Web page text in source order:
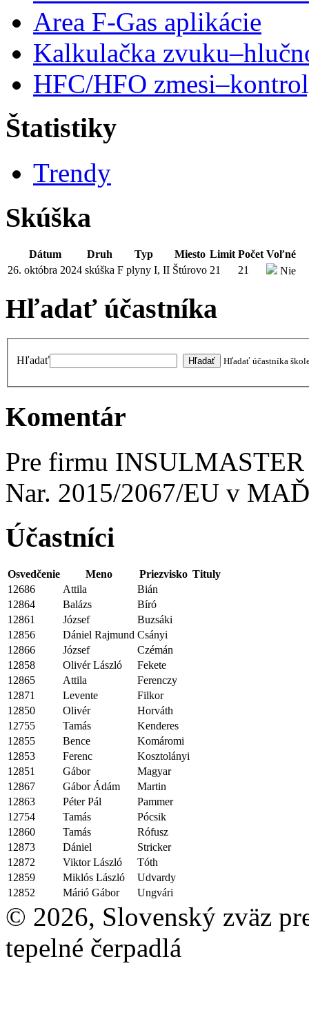
Area F-Gas aplikácie
Kalkulačka
HFC/HFO
Štatistiky
Trendy
Skúška
Dátum Druh Typ Miesto Limit Počet Voľné
26. októbra 2024 skúška F plyny I, II Štúrovo 21 21 Nie
Hľadať účastníka
Hľadať Hľadať účastníka
Komentár
Pre firmu
Nar. 2015/2067/EU v
Účastníci
Osvedčenie Meno Priezvisko Tituly
12686
Attila
Bián
12864
Balázs
Bíró
12861
József
Buzsáki
12856
Dániel Rajmund Csányi
12866
József
Czémán
12858
Olivér László
Fekete
12865
Attila
Ferenczy
12871
Levente
Filkor
12850
Olivér
Horváth
12755
Tamás
Kenderes
12855
Bence
Komáromi
12853
Ferenc
Kosztolányi
12851
Gábor
Magyar
12867
Gábor Ádám
Martin
12863
Péter Pál
Pammer
12754
Tamás
Pócsik
12860
Tamás
Rófusz
12873
Dániel
Stricker
12872
Viktor László
Tóth
12859
Miklós László
Udvardy
12852
Márió Gábor Ungvári
© 2026, Slovenský zväz
tepelné čerpadlá